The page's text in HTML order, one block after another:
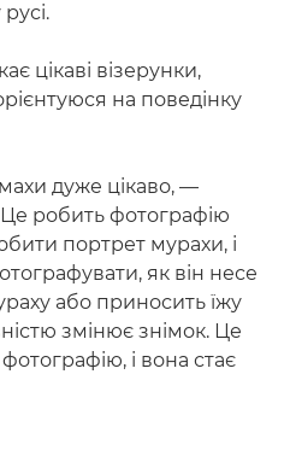
цікаві візерунки,
на поведінку
дуже цікаво, —
робить фотографію
портрет мурахи, і
як він несе
або приносить їжу
змінює знімок. Це
і вона стає